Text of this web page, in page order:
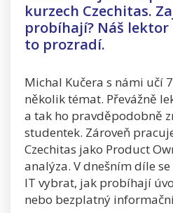
kurzech Czechitas.
probíhají? Náš
to prozradí.
Michal Kučera s námi učí
několik témat. Převážně
a tak ho pravděpodobně
studentek. Zároveň
Czechitas jako Product
analýza. V dnešním díle
IT vybrat, jak probíhají
nebo bezplatný